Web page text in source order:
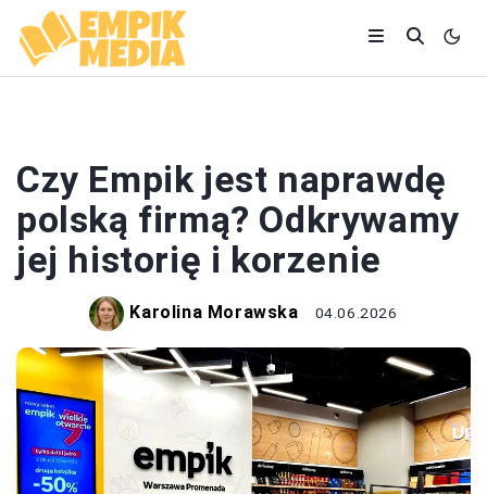
Czy Empik jest naprawdę
polską firmą? Odkrywamy
jej historię i korzenie
Karolina Morawska 04.06.2026